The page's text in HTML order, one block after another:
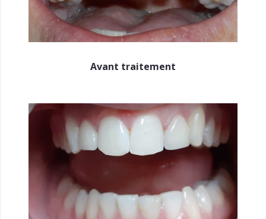
Avant traitement